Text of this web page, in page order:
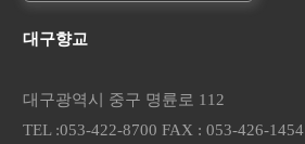
대구향교
대구광역시 중구 명륜로 112
TEL :053-422-8700 FAX : 053-426-1454